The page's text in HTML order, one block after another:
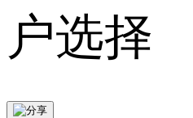
户选择